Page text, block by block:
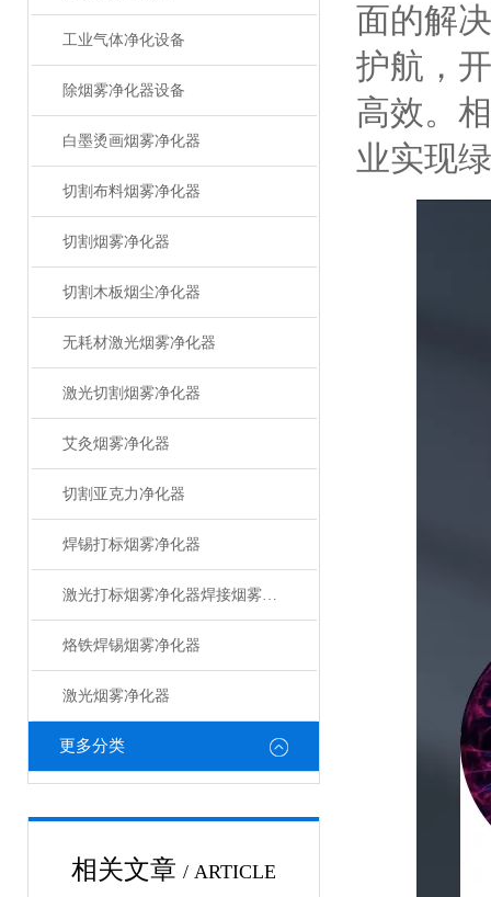
工业气体净化设备
除烟雾净化器设备
白墨烫画烟雾净化器
切割布料烟雾净化器
切割烟雾净化器
切割木板烟尘净化器
无耗材激光烟雾净化器
激光切割烟雾净化器
艾灸烟雾净化器
切割亚克力净化器
焊锡打标烟雾净化器
激光打标烟雾净化器焊接烟雾净化器
烙铁焊锡烟雾净化器
激光烟雾净化器
更多分类
相关文章 / ARTICLE
面的解
护航，
高效。
业实现